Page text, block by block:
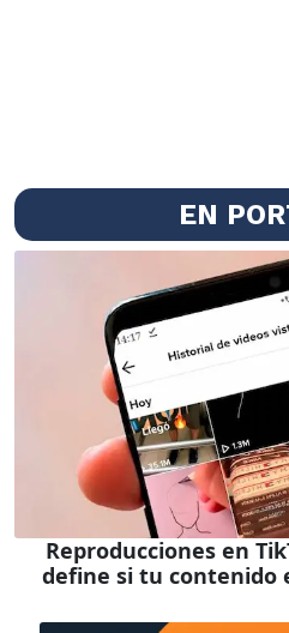
EN
Reproducciones en
define si tu contenido